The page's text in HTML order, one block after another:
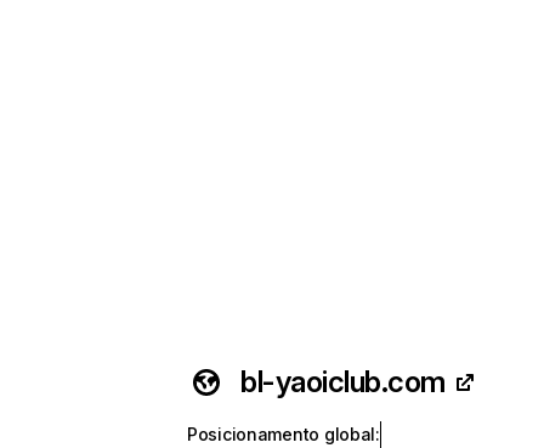
bl-yaoiclub.com
Posicionamento global: